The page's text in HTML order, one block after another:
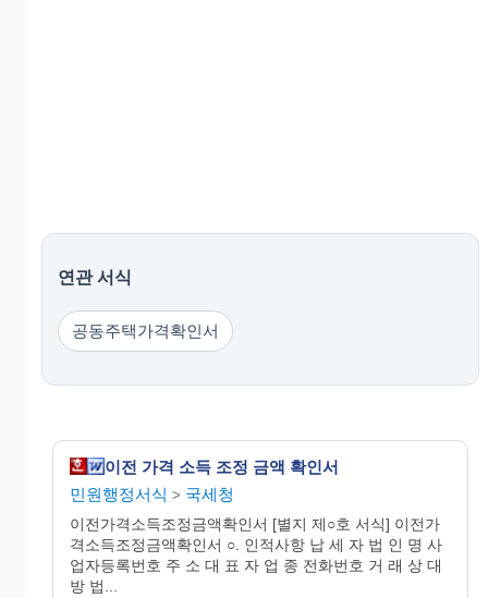
연관 서식
공동주택가격확인서
이전 가격 소득 조정 금액 확인서
민원행정서식 > 국세청
이전가격소득조정금액확인서 [별지 제○호 서식] 이전가
격소득조정금액확인서 ○. 인적사항 납 세 자 법 인 명 사
업자등록번호 주 소 대 표 자 업 종 전화번호 거 래 상 대
방 법...